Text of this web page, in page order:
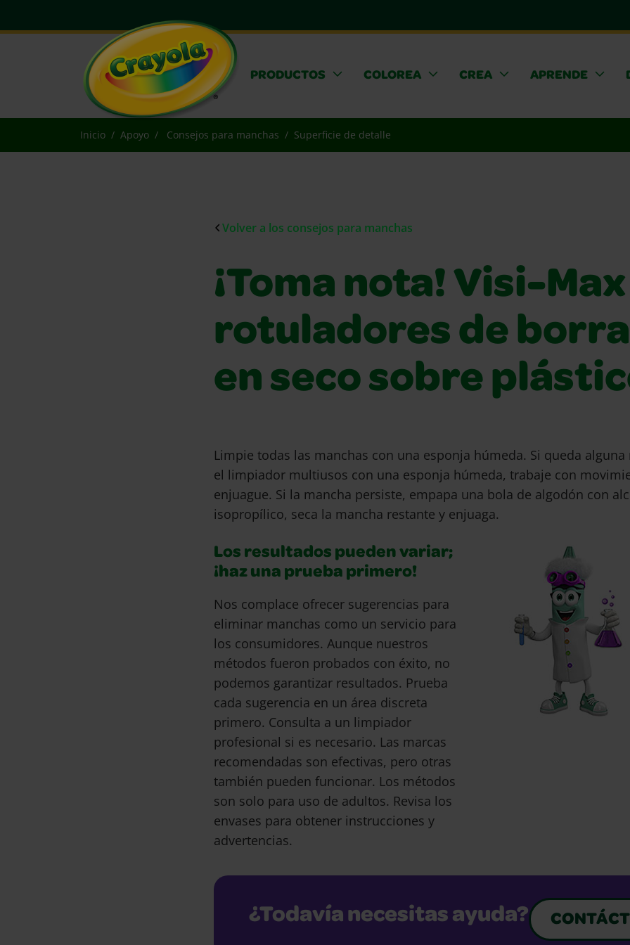
PRODUCTOS COLOREA CREA APRENDE
Inicio Apoyo Consejos para manchas Superficie de detalle
Volver a los consejos para manchas
¡Toma nota! Visi-
rotuladores de
en seco sobre
Limpie todas las manchas con una esponja húmeda. Si queda
el limpiador multiusos con una esponja húmeda, trabaje con
enjuague. Si la mancha persiste, empapa una bola de algodón con
isopropílico, seca la mancha restante y enjuaga.
Los resultados pueden variar;
¡haz una prueba primero!
Nos complace ofrecer sugerencias para
eliminar manchas como un servicio para
los consumidores. Aunque nuestros
métodos fueron probados con éxito, no
podemos garantizar resultados. Prueba
cada sugerencia en un área discreta
primero. Consulta a un limpiador
profesional si es necesario. Las marcas
recomendadas son efectivas, pero otras
también pueden funcionar. Los métodos
son solo para uso de adultos. Revisa los
envases para obtener instrucciones y
advertencias.
¿Todavía necesitas ayuda?